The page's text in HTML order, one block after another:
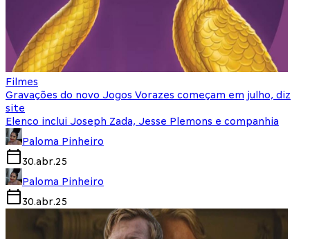
Filmes
Gravações do novo Jogos Vorazes começam em julho, diz
site
Elenco inclui Joseph Zada, Jesse Plemons e companhia
Paloma Pinheiro
30.abr.25
Paloma Pinheiro
30.abr.25